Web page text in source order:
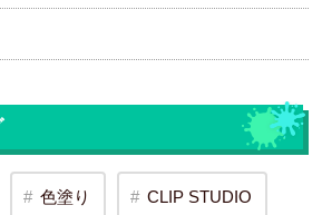
色塗り CLIP STUDIO